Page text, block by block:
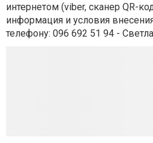
интернетом (viber, сканер QR-
информация и условия
телефону: 096 692 51 94 -